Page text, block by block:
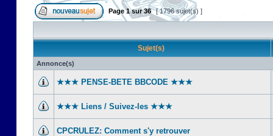
Page1sur36 [ 1796 sujet(s) ]
Sujet(s)
Annonce(s)
★★★ PENSE-BETE BBCODE ★★★
★★★ Liens / Suivez-les ★★★
CPCRULEZ: Comment s'y retrouver‎